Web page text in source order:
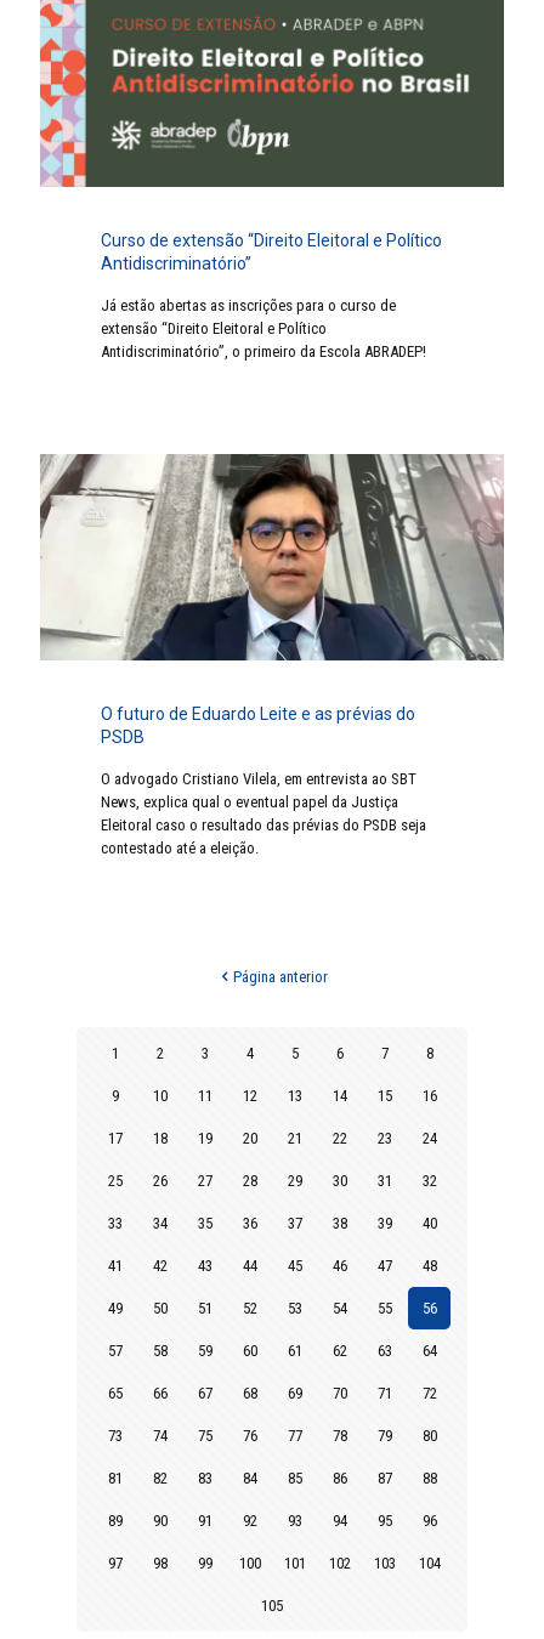
Curso de extensão “Direito Eleitoral e Político
Antidiscriminatório”
Já estão abertas as inscrições para o curso de
extensão “Direito Eleitoral e Político
Antidiscriminatório”, o primeiro da Escola ABRADEP!
O futuro de Eduardo Leite e as prévias do
PSDB
O advogado Cristiano Vilela, em entrevista ao SBT
News, explica qual o eventual papel da Justiça
Eleitoral caso o resultado das prévias do PSDB seja
contestado até a eleição.
Página anterior
1 2 3 4 5 6 7 8
9 10 11 12 13 14 15 16
17 18 19 20 21 22 23 24
25 26 27 28 29 30 31 32
33 34 35 36 37 38 39 40
41 42 43 44 45 46 47 48
49 50 51 52 53 54 55 56
57 58 59 60 61 62 63 64
65 66 67 68 69 70 71 72
73 74 75 76 77 78 79 80
81 82 83 84 85 86 87 88
89 90 91 92 93 94 95 96
97 98 99 100 101 102 103 104
105